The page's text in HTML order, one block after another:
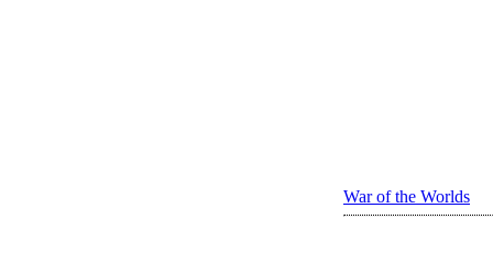
War of the Worlds